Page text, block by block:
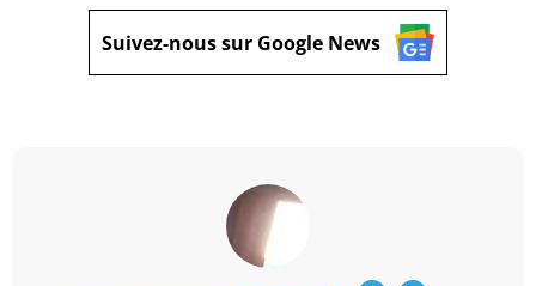
Suivez-nous sur Google News